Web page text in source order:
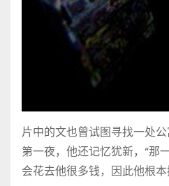
片中的文也曾试图寻找一处
第一夜，他还记忆犹新，“那
会花去他很多钱，因此他根